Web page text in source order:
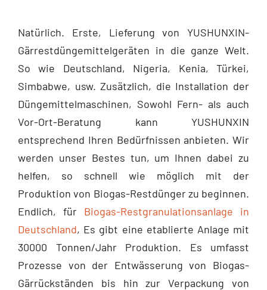
Natürlich. Erste, Lieferung von YUSHUNXIN-
Gärrestdüngemittelgeräten in die ganze Welt.
So wie Deutschland, Nigeria, Kenia, Türkei,
Simbabwe, usw. Zusätzlich, die Installation der
Düngemittelmaschinen, Sowohl Fern- als auch
Vor-Ort-Beratung kann YUSHUNXIN
entsprechend Ihren Bedürfnissen anbieten. Wir
werden unser Bestes tun, um Ihnen dabei zu
helfen, so schnell wie möglich mit der
Produktion von Biogas-Restdünger zu beginnen.
Endlich, für Biogas-Restgranulationsanlage in
Deutschland, Es gibt eine etablierte Anlage mit
30000 Tonnen/Jahr Produktion. Es umfasst
Prozesse von der Entwässerung von Biogas-
Gärrückständen bis hin zur Verpackung von